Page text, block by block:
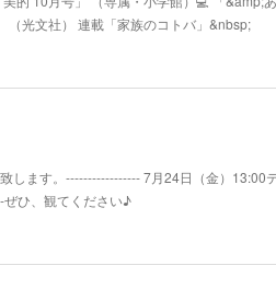
光文社） 連載「家族のコトバ」&nbsp;
します。----------------- 7月24日（金）
ひ、観てください♪